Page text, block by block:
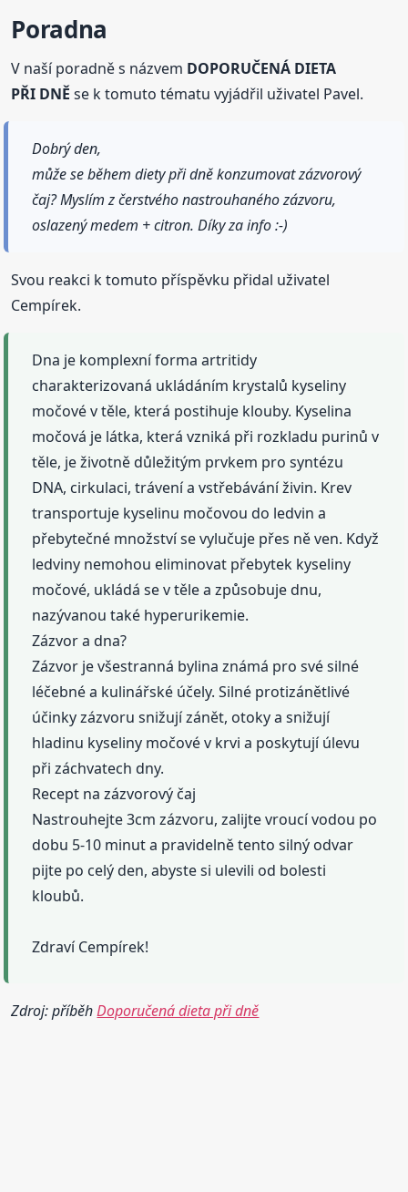
Poradna
V naší poradně s názvem DOPORUČENÁ DIETA
PŘI DNĚ se k tomuto tématu vyjádřil uživatel Pavel.
Dobrý den,
může se během diety při dně konzumovat zázvorový
čaj? Myslím z čerstvého nastrouhaného zázvoru,
oslazený medem + citron. Díky za info :-)
Svou reakci k tomuto příspěvku přidal uživatel
Cempírek.
Dna je komplexní forma artritidy
charakterizovaná ukládáním krystalů kyseliny
močové v těle, která postihuje klouby. Kyselina
močová je látka, která vzniká při rozkladu purinů v
těle, je životně důležitým prvkem pro syntézu
DNA, cirkulaci, trávení a vstřebávání živin. Krev
transportuje kyselinu močovou do ledvin a
přebytečné množství se vylučuje přes ně ven. Když
ledviny nemohou eliminovat přebytek kyseliny
močové, ukládá se v těle a způsobuje dnu,
nazývanou také hyperurikemie.
Zázvor a dna?
Zázvor je všestranná bylina známá pro své silné
léčebné a kulinářské účely. Silné protizánětlivé
účinky zázvoru snižují zánět, otoky a snižují
hladinu kyseliny močové v krvi a poskytují úlevu
při záchvatech dny.
Recept na zázvorový čaj
Nastrouhejte 3cm zázvoru, zalijte vroucí vodou po
dobu 5-10 minut a pravidelně tento silný odvar
pijte po celý den, abyste si ulevili od bolesti
kloubů.
Zdraví Cempírek!
Zdroj: příběhDoporučená dieta při dně